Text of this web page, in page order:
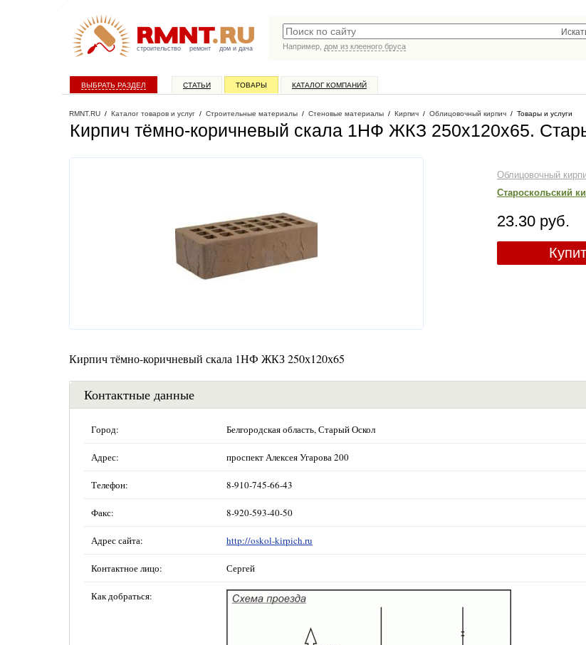
строительство ремонт дом и дача
Например, дом из клееного бруса
ВЫБРАТЬ РАЗДЕЛ СТАТЬИ ТОВАРЫ КАТАЛОГ КОМПАНИЙ
RMNT.RU / Каталог товаров и услуг / Строительные материалы / Стеновые материалы / Кирпич / Облицовочный кирпич / Товары и услуги
Кирпич тёмно-коричневый скала 1НФ ЖКЗ 250х120х65.
Облицовочный
Староскольский
23.30 руб.
Кирпич тёмно-коричневый скала 1НФ ЖКЗ 250х120х65
Контактные данные
Город: Белгородская область, Старый Оскол
Адрес: проспект Алексея Угарова 200
Телефон: 8-910-745-66-43
Факс: 8-920-593-40-50
Адрес сайта: http://oskol-kirpich.ru
Контактное лицо: Сергей
Как добраться: